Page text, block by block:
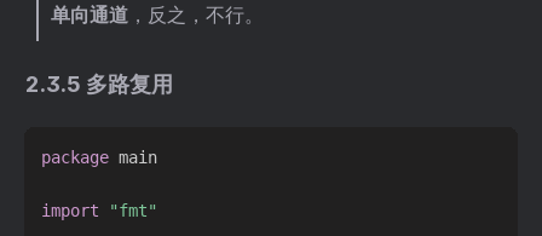
单向通道 ，反之，不行。
2.3.5 多路复用
package main
import "fmt"